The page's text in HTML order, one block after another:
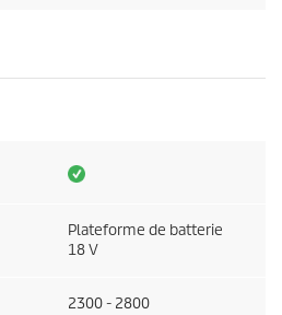
Plateforme de batterie
18 V
2300 - 2800